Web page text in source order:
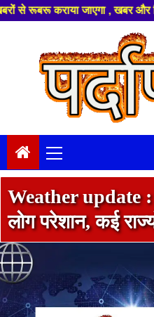
और विज्ञापन के लिए संपर्क करे
content
Menu
Weather update :
लोग परेशान, कई